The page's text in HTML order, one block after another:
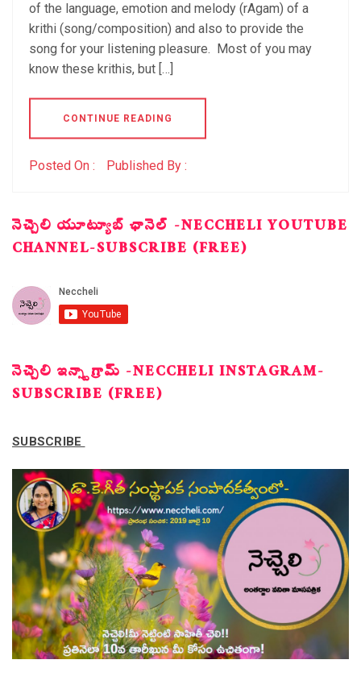
of the language, emotion and melody (rAgam) of a
krithi (song/composition) and also to provide the
song for your listening pleasure. Most of you may
know these krithis, but […]
CONTINUE READING
Posted On : Published By :
నెచ్చెలి యూట్యూబ్ ఛానెల్ -NECCHELI YOUTUBE
CHANNEL-SUBSCRIBE (FREE)
నెచ్చెలి ఇన్స్టాగ్రామ్ -NECCHELI INSTAGRAM-
SUBSCRIBE (FREE)
SUBSCRIBE